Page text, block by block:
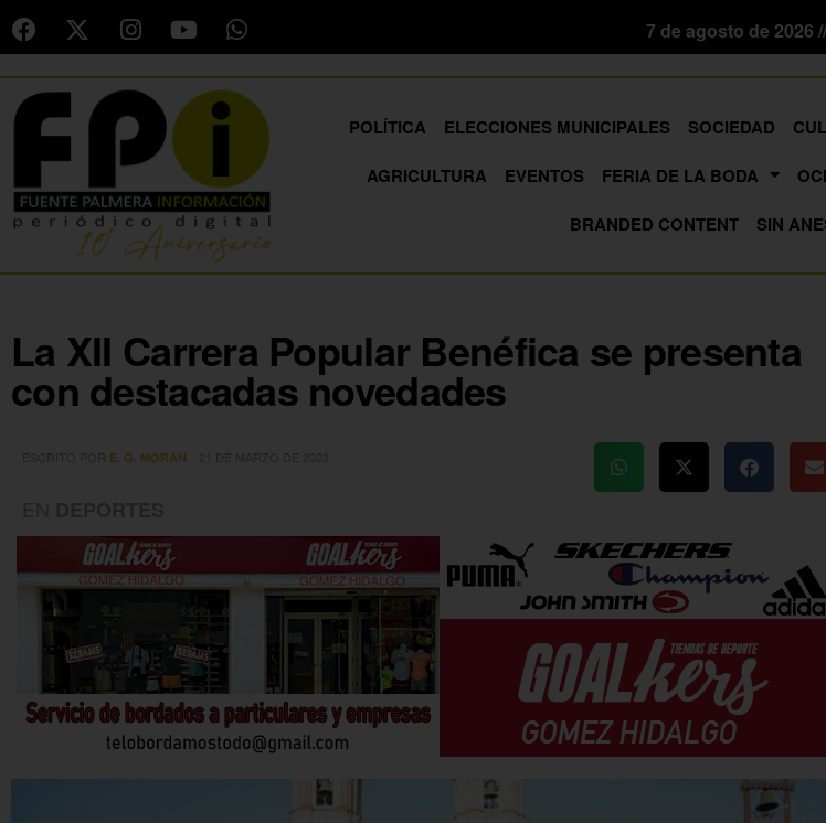
7 de agosto de 2026 //
POLÍTICA ELECCIONES MUNICIPALES SOCIEDAD
AGRICULTURA
EVENTOS FERIA DE LA BODA
BRANDED CONTENT
SIN
La XII Carrera Popular Benéfica se presenta
con destacadas novedades
E. G. MORÁN